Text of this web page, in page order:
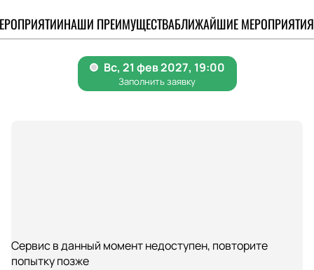
НАШИ ПРЕИМУЩЕСТВАБЛИЖАЙШИЕ МЕРОПРИЯТИЯ
Сервис в данный момент недоступен, повторите
попытку позже